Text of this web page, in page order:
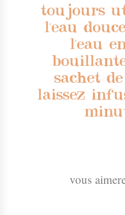
toujours
l'eau
l'eau
sachet
laissez
vous